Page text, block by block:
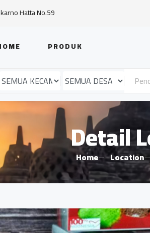
Hatta No.59
PRODUK
Detail
Home Location